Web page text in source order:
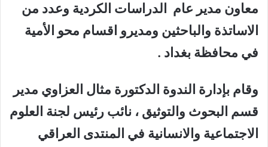
معاون مدير عام الدراسات الكردية وعدد من
الاساتذة والباحثين ومديرو اقسام محو الأمية
في محافظة بغداد .
وقام بإدارة الندوة الدكتورة مثال العزاوي مدير
قسم البحوث والتوثيق ، نائب رئيس لجنة العلوم
الاجتماعية والانسانية في المنتدى العراقي